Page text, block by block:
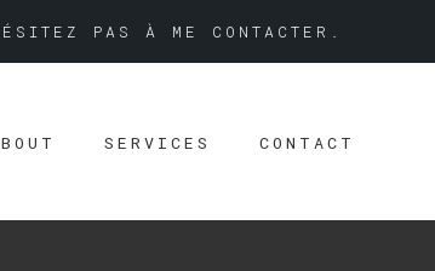
PAS À ME CONTACTER.
SERVICES CONTACT